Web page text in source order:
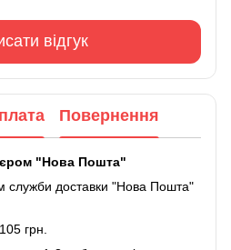
відгук
Повернення
"Нова Пошта"
служби доставки "Нова Пошта"
грн.